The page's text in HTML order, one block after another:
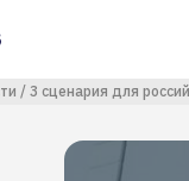
3 сценария для